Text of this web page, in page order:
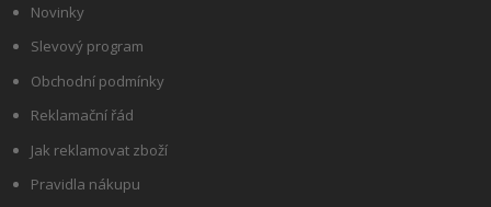
Novinky
Slevový program
Obchodní podmínky
Reklamační řád
Jak reklamovat zboží
Pravidla nákupu